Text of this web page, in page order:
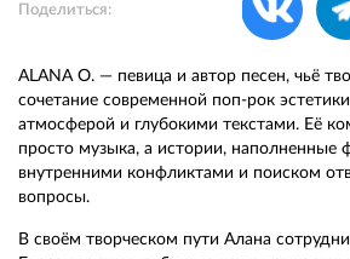
Поделиться:
ALANA O. — певица и автор песен, чьё
сочетание современной поп-рок
атмосферой и глубокими текстами. Её
просто музыка, а истории, наполненные
внутренними конфликтами и поиском
вопросы.
В своём творческом пути Алана